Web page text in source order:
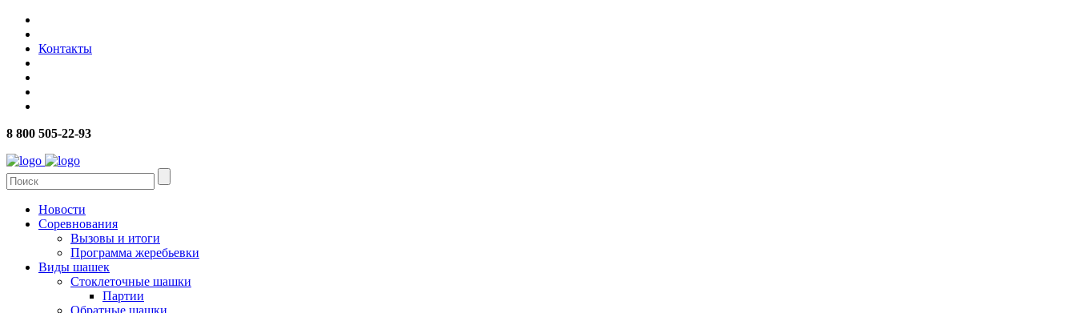
Контакты
8 800 505-22-93
Новости
Соревнования
Вызовы и итоги
Программа жеребьевки
Виды шашек
Стоклеточные шашки
Партии
Обратные шашки